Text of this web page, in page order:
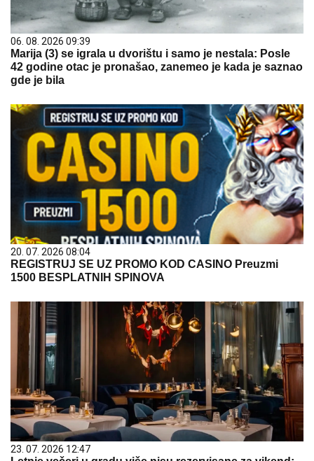
06. 08. 2026 09:39
Marija (3) se igrala u dvorištu i samo je nestala: Posle
42 godine otac je pronašao, zanemeo je kada je saznao
gde je bila
20. 07. 2026 08:04
REGISTRUJ SE UZ PROMO KOD CASINO Preuzmi
1500 BESPLATNIH SPINOVA
23. 07. 2026 12:47